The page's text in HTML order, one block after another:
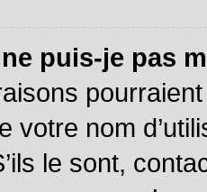
puis-je pas
votre nom
le sont,